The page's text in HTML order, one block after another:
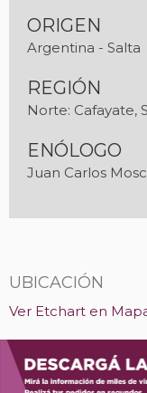
ORIGEN
Argentina - Salta
REGIÓN
Norte: Cafayate,
ENÓLOGO
Juan Carlos
UBICACIÓN
Ver Etchart en